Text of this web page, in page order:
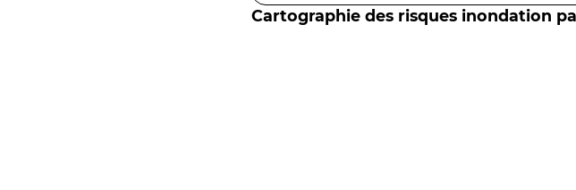
Cartographie des risques inondation